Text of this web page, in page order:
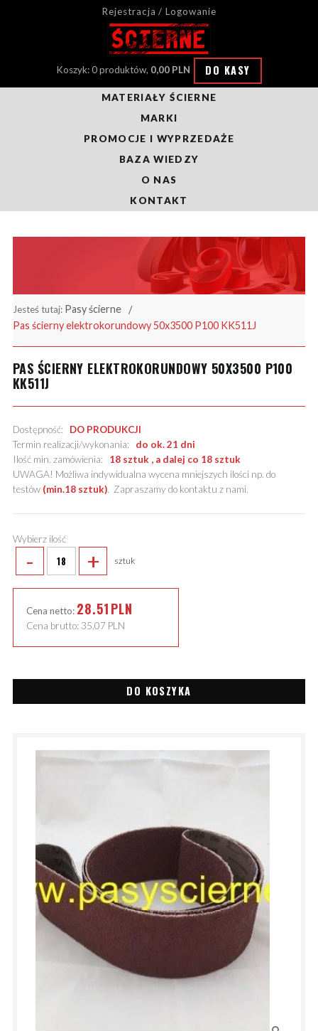
Rejestracja / Logowanie
Koszyk: 0 produktów, 0,00 PLN DO KASY
MATERIAŁY ŚCIERNE
MARKI
PROMOCJE I WYPRZEDAŻE
BAZA WIEDZY
O NAS
KONTAKT
Jesteś tutaj: Pasy ścierne
Pas ścierny elektrokorundowy 50x3500 P100 KK511J
PAS ŚCIERNY ELEKTROKORUNDOWY 50X3500 P100
KK511J
Dostępność: DO PRODUKCJI
Termin realizacji/wykonania: do ok. 21 dni
Ilość min. zamówienia: 18 sztuk , a dalej co 18 sztuk
UWAGA! Możliwa indywidualna wycena mniejszych ilości np. do
testów (min.18 sztuk). Zapraszamy do kontaktu z nami.
Wybierz ilość
- + sztuk
Cena netto: 28.51PLN
Cena brutto: 35.07 PLN
DO KOSZYKA